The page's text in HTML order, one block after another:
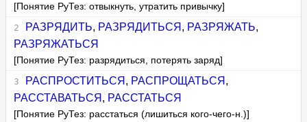
[Понятие РуТез: отвыкнуть, утратить привычку]
РАЗРЯДИТЬ, РАЗРЯДИТЬСЯ , РАЗРЯЖАТЬ,
РАЗРЯЖАТЬСЯ
[Понятие РуТез: разрядиться, потерять заряд]
РАСПРОСТИТЬСЯ , РАСПРОЩАТЬСЯ ,
РАССТАВАТЬСЯ , РАССТАТЬСЯ
[Понятие РуТез: расстаться (лишиться кого-чего-н.)]